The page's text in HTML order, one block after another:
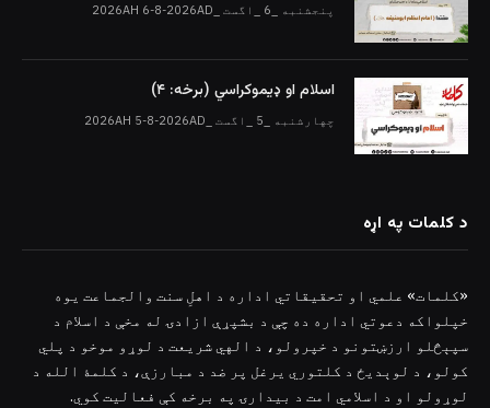
پنجشنبه _6 _اگست _2026AH 6-8-2026AD
اسلام او ډیموکراسي (برخه: ۴)
چهارشنبه _5 _اگست _2026AH 5-8-2026AD
د کلمات په اړه
«کلمات» علمي او تحقیقاتي اداره د اهلِ سنت والجماعت یوه
خپلواکه دعوتي اداره ده چې د بشپړې ازادۍ له مخې د اسلام د
سپېڅلو ارزښتونو د خپرولو، د الهي شریعت د لوړو موخو د پلي
کولو، د لوېدیځ د کلتوري یرغل پر ضد د مبارزې، د کلمۀ الله د
لوړولو او د اسلامي امت د بیدارۍ په برخه کې فعالیت کوي.